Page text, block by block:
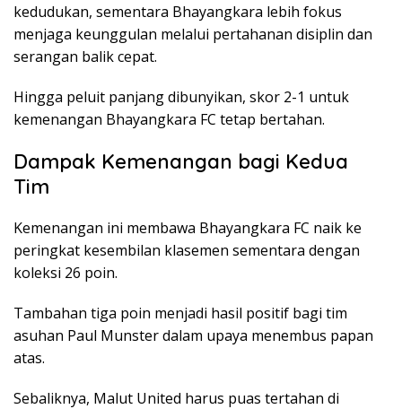
kedudukan, sementara Bhayangkara lebih fokus
menjaga keunggulan melalui pertahanan disiplin dan
serangan balik cepat.
Hingga peluit panjang dibunyikan, skor 2-1 untuk
kemenangan Bhayangkara FC tetap bertahan.
Dampak Kemenangan bagi Kedua
Tim
Kemenangan ini membawa Bhayangkara FC naik ke
peringkat kesembilan klasemen sementara dengan
koleksi 26 poin.
Tambahan tiga poin menjadi hasil positif bagi tim
asuhan Paul Munster dalam upaya menembus papan
atas.
Sebaliknya, Malut United harus puas tertahan di